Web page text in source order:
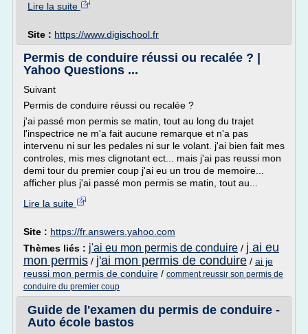
Lire la suite
Site : https://www.digischool.fr
Permis de conduire réussi ou recalée ? |
Yahoo Questions ...
Suivant
Permis de conduire réussi ou recalée ?
j'ai passé mon permis se matin, tout au long du trajet
l'inspectrice ne m'a fait aucune remarque et n'a pas
intervenu ni sur les pedales ni sur le volant. j'ai bien fait mes
controles, mis mes clignotant ect... mais j'ai pas reussi mon
demi tour du premier coup j'ai eu un trou de memoire...
afficher plus j'ai passé mon permis se matin, tout au...
Lire la suite
Site : https://fr.answers.yahoo.com
Thèmes liés : j'ai eu mon permis de conduire / j ai eu
mon permis / j'ai mon permis de conduire / ai je
reussi mon permis de conduire / comment reussir son permis de
conduire du premier coup
Guide de l'examen du permis de conduire -
Auto école bastos